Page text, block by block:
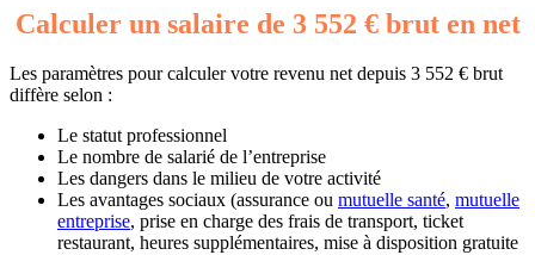
Calculer un salaire de 3 552 € brut en net
Les paramètres pour calculer votre revenu net depuis 3 552 € brut
diffère selon :
Le statut professionnel
Le nombre de salarié de l’entreprise
Les dangers dans le milieu de votre activité
Les avantages sociaux (assurance ou mutuelle santé, mutuelle
entreprise, prise en charge des frais de transport, ticket
restaurant, heures supplémentaires, mise à disposition gratuite